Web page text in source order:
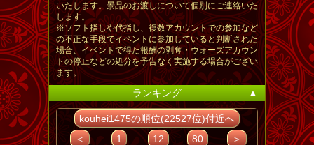
いたします。景品のお渡しについて個別にご連絡いた
します。
※ソフト指しや代指し、複数アカウントでの参加など
の不正な手段でイベントに参加していると判断された
場合、イベントで得た報酬の剥奪・ウォーズアカウン
トの停止などの処分を予告なく実施する場合がござい
ます。
ランキング ▲
kouhei1475の順位(22527位)付近へ
＜
1 12 80 ＞